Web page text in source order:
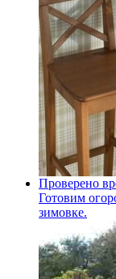
Проверено
Готовим
зимовке.